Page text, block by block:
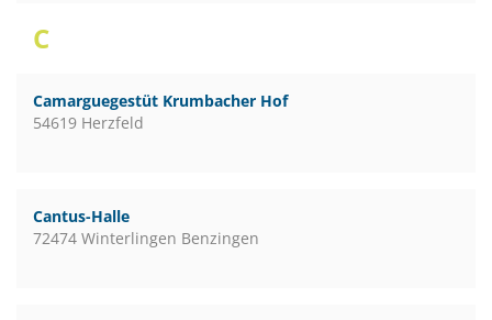
C
Camarguegestüt Krumbacher Hof
54619 Herzfeld
Cantus-Halle
72474 Winterlingen Benzingen